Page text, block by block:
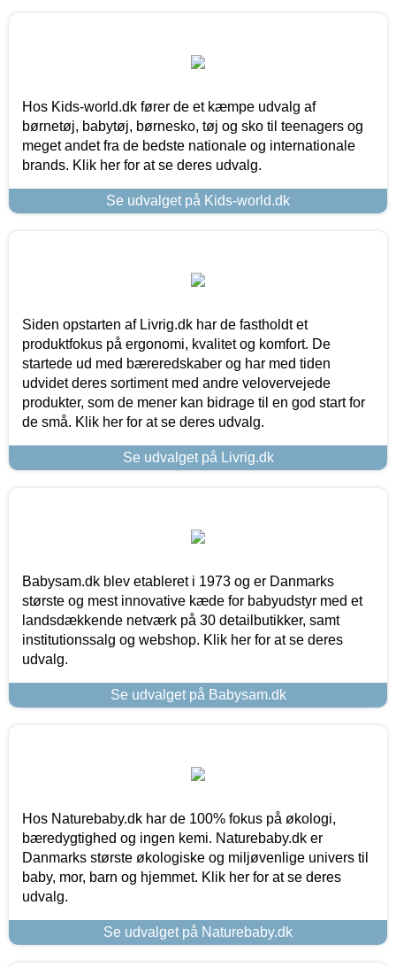
Hos Kids-world.dk fører de et kæmpe udvalg af
børnetøj, babytøj, børnesko, tøj og sko til teenagers og
meget andet fra de bedste nationale og internationale
brands. Klik her for at se deres udvalg.
Se udvalget på Kids-world.dk
Siden opstarten af Livrig.dk har de fastholdt et
produktfokus på ergonomi, kvalitet og komfort. De
startede ud med bæreredskaber og har med tiden
udvidet deres sortiment med andre velovervejede
produkter, som de mener kan bidrage til en god start for
de små. Klik her for at se deres udvalg.
Se udvalget på Livrig.dk
Babysam.dk blev etableret i 1973 og er Danmarks
største og mest innovative kæde for babyudstyr med et
landsdækkende netværk på 30 detailbutikker, samt
institutionssalg og webshop. Klik her for at se deres
udvalg.
Se udvalget på Babysam.dk
Hos Naturebaby.dk har de 100% fokus på økologi,
bæredygtighed og ingen kemi. Naturebaby.dk er
Danmarks største økologiske og miljøvenlige univers til
baby, mor, barn og hjemmet. Klik her for at se deres
udvalg.
Se udvalget på Naturebaby.dk